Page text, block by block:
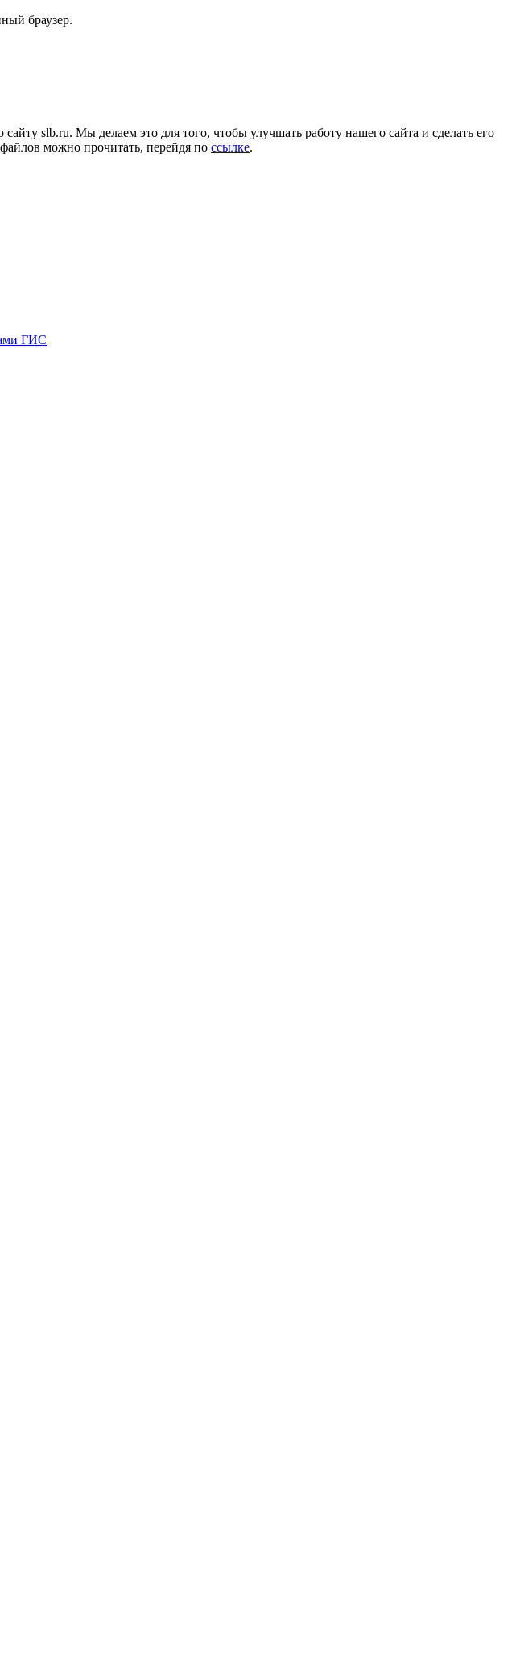
браузер.
slb.ru. Мы делаем это для того, чтобы улучшать работу нашего сайта и сделать его
можно прочитать, перейдя по ссылке.
ГИС